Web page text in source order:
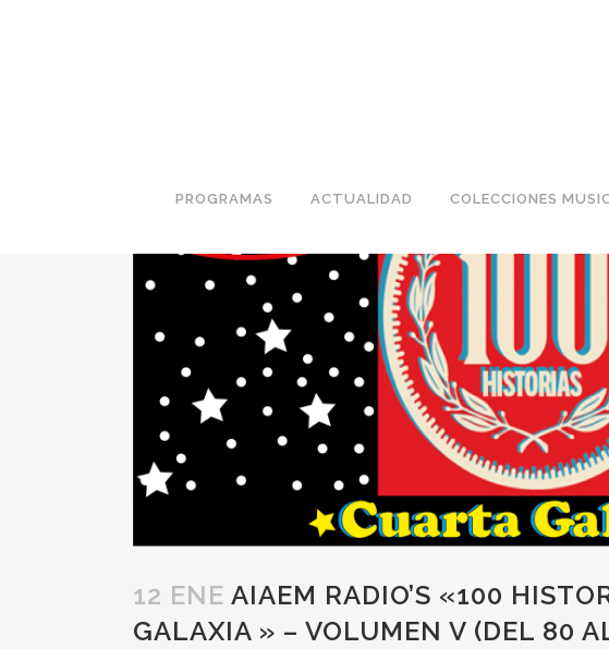
PROGRAMAS ACTUALIDAD COLECCIONES
12 ENE AIAEM RADIO’S «100
GALAXIA » – VOLUMEN V (DEL 80